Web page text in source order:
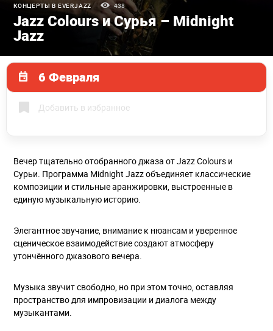
КОНЦЕРТЫ В EVERJAZZ 438
Jazz Colours и Сурья – Midnight
Jazz
6 Февраля
Добавить в избранное
Вечер тщательно отобранного джаза от Jazz Colours и
Сурьи. Программа Midnight Jazz объединяет классические
композиции и стильные аранжировки, выстроенные в
единую музыкальную историю.
Элегантное звучание, внимание к нюансам и уверенное
сценическое взаимодействие создают атмосферу
утончённого джазового вечера.
Музыка звучит свободно, но при этом точно, оставляя
пространство для импровизации и диалога между
музыкантами.